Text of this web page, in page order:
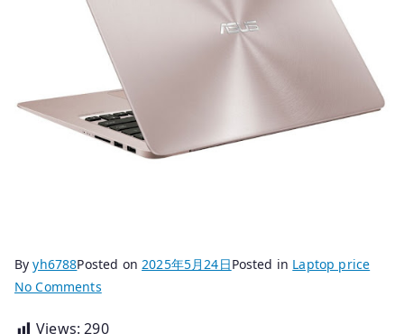
Byyh6788Posted on2025年5月24日Posted in Laptop price
No Commentson
Views: 290